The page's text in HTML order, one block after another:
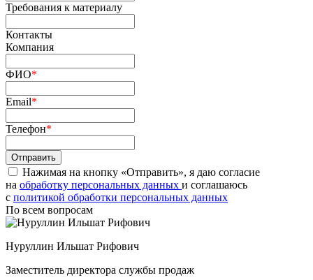
Требования к материалу
Контакты
Компания
ФИО*
Email*
Телефон*
Нажимая на кнопку «Отправить», я даю согласие
на обработку персональных данных и соглашаюсь
c политикой обработки персональных данных
По всем вопросам
Нуруллин Ильшат Рифович
Заместитель директора службы продаж